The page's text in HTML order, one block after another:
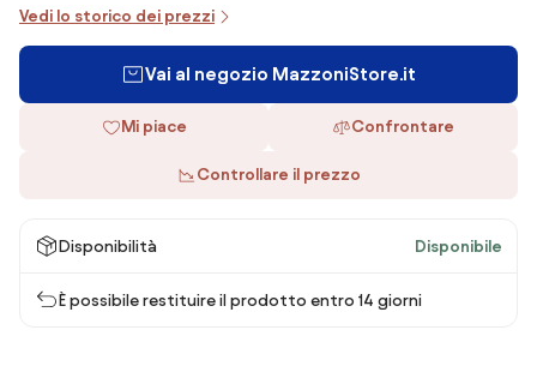
Vedi lo storico dei prezzi
Vai al negozio MazzoniStore.it
Mi piace Confrontare
Controllare il prezzo
Disponibilità Disponibile
È possibile restituire il prodotto entro 14 giorni